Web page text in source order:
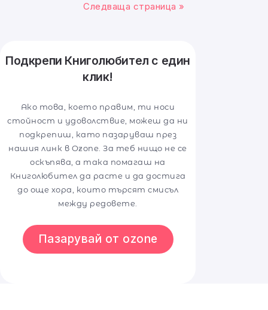
Следваща страница »
Подкрепи Книголюбител с един
клик!
Ако това, което правим, ти носи
стойност и удоволствие, можеш да ни
подкрепиш, като пазаруваш през
нашия линк в Ozone. За теб нищо не се
оскъпява, а така помагаш на
Книголюбител да расте и да достига
до още хора, които търсят смисъл
между редовете.
Пазарувай от ozone